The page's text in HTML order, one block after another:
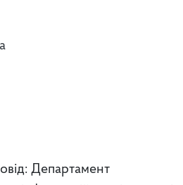
Департамент